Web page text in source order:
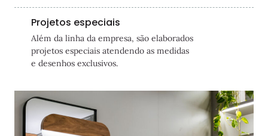
Projetos especiais
Além da linha da empresa, são elaborados
projetos especiais atendendo as medidas
e desenhos exclusivos.